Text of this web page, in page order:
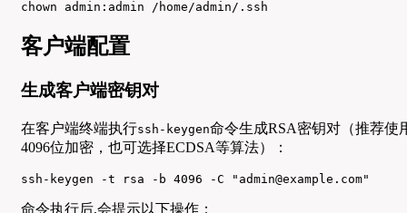
chown admin:admin /home/admin/.ssh
客户端配置
生成客户端密钥对
在客户端终端执行ssh-keygen命令生成RSA密钥对（推荐使
4096位加密，也可选择ECDSA等算法）：
ssh-keygen -t rsa -b 4096 -C "admin@example.com"
命令执行后,会提示以下操作：